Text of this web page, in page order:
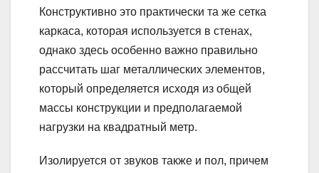
Конструктивно это практически та же сетка
каркаса, которая используется в стенах,
однако здесь особенно важно правильно
рассчитать шаг металлических элементов,
который определяется исходя из общей
массы конструкции и предполагаемой
нагрузки на квадратный метр.
Изолируется от звуков также и пол, причем